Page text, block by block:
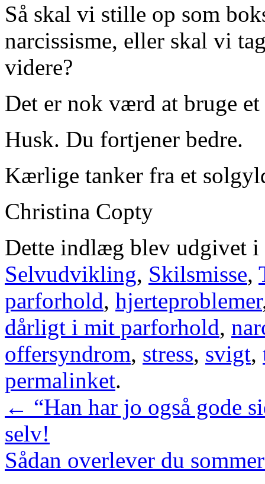
Så skal vi stille op som
narcissisme, eller skal vi
videre?
Det er nok værd at bruge
Husk. Du fortjener bedre.
Kærlige tanker fra et
Christina Copty
Dette indlæg blev udgivet i
Selvudvikling, Skilsmisse,
parforhold, hjerteproblemer
dårligt i mit parforhold,
offersyndrom, stress, svigt,
permalinket.
← “Han har jo også gode
selv!
Sådan overlever du